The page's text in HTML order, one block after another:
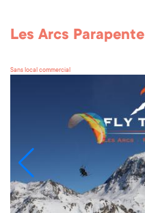
Les Arcs Parapente
Sans local commercial